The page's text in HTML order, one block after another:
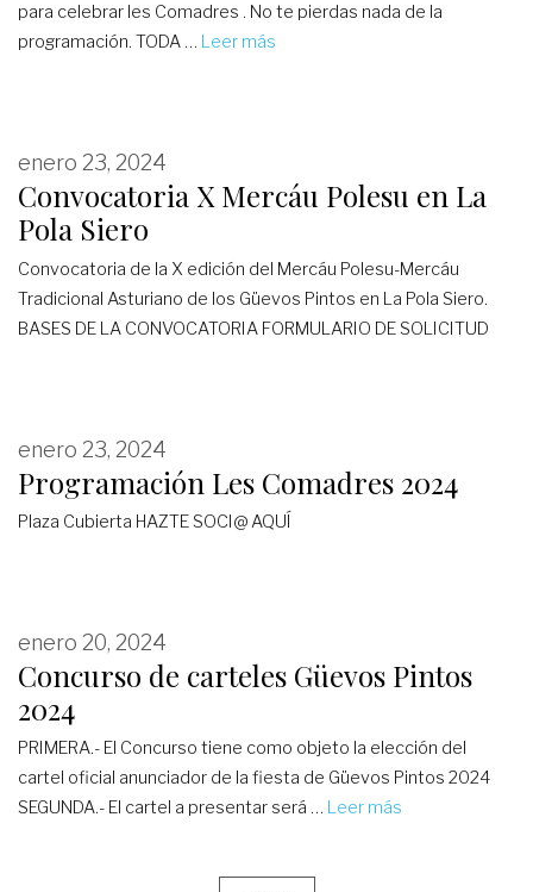
para celebrar les Comadres . No te pierdas nada de la
programación. TODA … Leer más
Convocatoria X Mercáu Polesu en La
Pola Siero
enero 23, 2024
Convocatoria de la X edición del Mercáu Polesu-Mercáu
Tradicional Asturiano de los Güevos Pintos en La Pola Siero.
BASES DE LA CONVOCATORIA FORMULARIO DE SOLICITUD
Programación Les Comadres 2024
enero 23, 2024
Plaza Cubierta HAZTE SOCI@ AQUÍ
Concurso de carteles Güevos Pintos
2024
enero 20, 2024
PRIMERA.- El Concurso tiene como objeto la elección del
cartel oficial anunciador de la fiesta de Güevos Pintos 2024
SEGUNDA.- El cartel a presentar será … Leer más